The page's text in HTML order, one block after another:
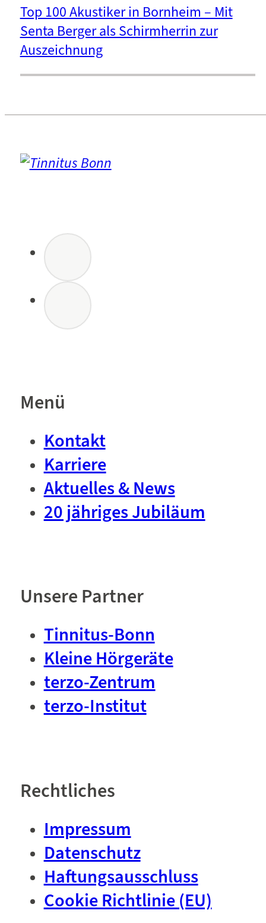
Top 100 Akustiker in Bornheim – Mit
Senta Berger als Schirmherrin zur
Auszeichnung
Menü
Kontakt
Karriere
Aktuelles & News
20 jähriges Jubiläum
Unsere Partner
Tinnitus-Bonn
Kleine Hörgeräte
terzo-Zentrum
terzo-Institut
Rechtliches
Impressum
Datenschutz
Haftungsausschluss
Cookie Richtlinie (EU)